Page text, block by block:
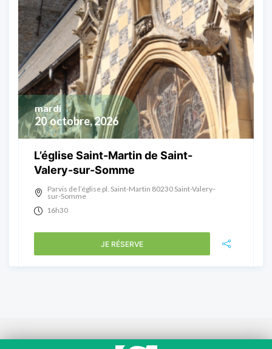
20 octobre, 2026
mardi
L’église Saint-Martin de Saint-
Valery-sur-Somme
Parvis de l’église pl. Saint-Martin 80230 Saint-Valery-
sur-Somme
16h30
JE RÉSERVE